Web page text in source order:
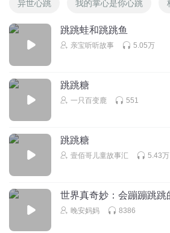
异世心跳 我的掌心是你心跳
跳跳蛙和跳跳鱼
亲宝听听故事 5.05万
跳跳糖
一只百变鹿 551
跳跳糖
壹佰哥儿童故事汇 5.43万
世界真奇妙：会蹦蹦跳跳
晚安妈妈 8386